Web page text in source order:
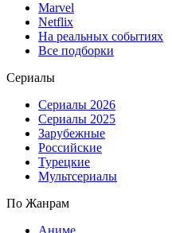
Marvel
Netflix
На реальных событиях
Все подборки
Сериалы
Сериалы 2026
Сериалы 2025
Зарубежные
Российские
Турецкие
Мультсериалы
По Жанрам
Аниме